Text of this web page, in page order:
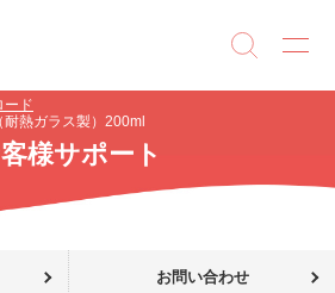
ード
熱ガラス製）200ml
様サポート
お問い合わせ